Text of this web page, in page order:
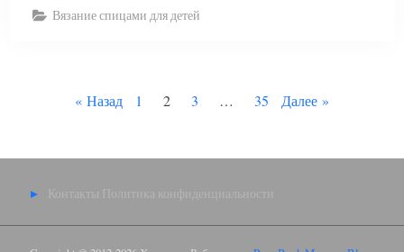
Вязание спицами для детей
записей
Назад 1 2 3 … 35 Далее
Контакты Политика конфиденциальности